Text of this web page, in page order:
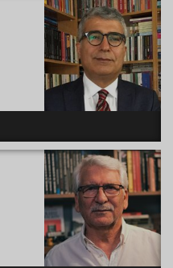
olay: Önce çaldılar, sonra
uyardılar
“Mısırın alım fiyatı en az 17 lira
arsa satışında yeni perde:
reddetti